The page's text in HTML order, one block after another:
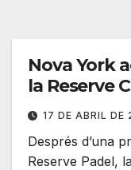
Nova York
la Reserve
17 DE ABRIL DE
Després d’una
Reserve Padel,